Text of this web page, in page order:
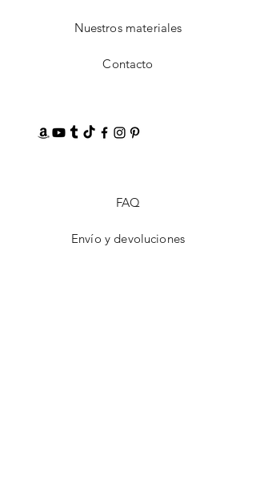
Nuestros materiales
Contacto
FAQ
Envío y devoluciones